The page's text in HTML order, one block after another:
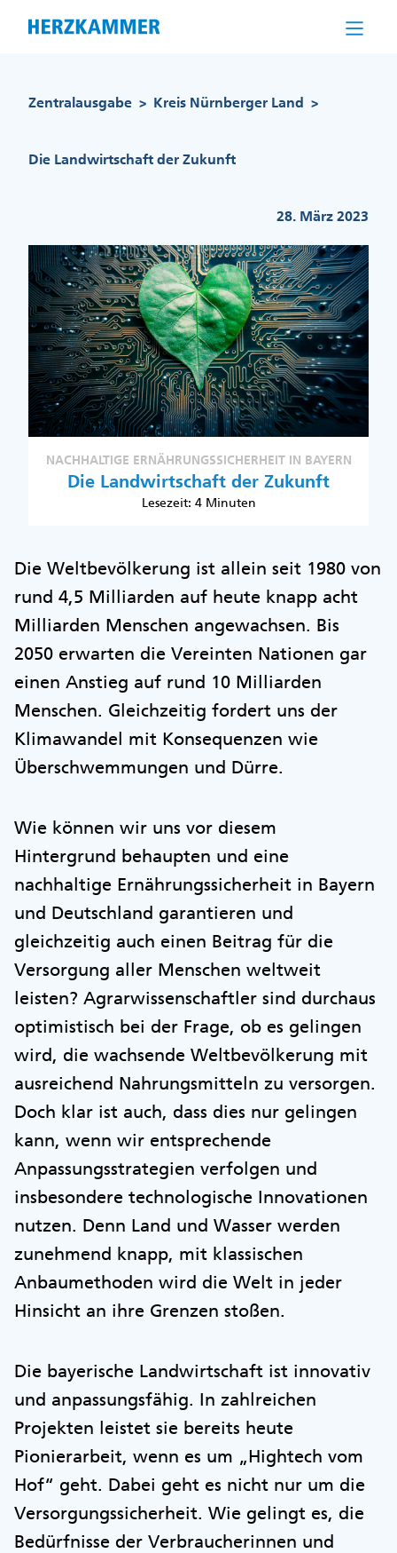
Zentralausgabe > Kreis Nürnberger Land >
Die Landwirtschaft der Zukunft
28. März 2023
NACHHALTIGE ERNÄHRUNGSSICHERHEIT IN BAYERN
Die Landwirtschaft der Zukunft
Lesezeit: 4 Minuten
Die Weltbevölkerung ist allein seit 1980 von
rund 4,5 Milliarden auf heute knapp acht
Milliarden Menschen angewachsen. Bis
2050 erwarten die Vereinten Nationen gar
einen Anstieg auf rund 10 Milliarden
Menschen. Gleichzeitig fordert uns der
Klimawandel mit Konsequenzen wie
Überschwemmungen und Dürre.
Wie können wir uns vor diesem
Hintergrund behaupten und eine
nachhaltige Ernährungssicherheit in Bayern
und Deutschland garantieren und
gleichzeitig auch einen Beitrag für die
Versorgung aller Menschen weltweit
leisten? Agrarwissenschaftler sind durchaus
optimistisch bei der Frage, ob es gelingen
wird, die wachsende Weltbevölkerung mit
ausreichend Nahrungsmitteln zu versorgen.
Doch klar ist auch, dass dies nur gelingen
kann, wenn wir entsprechende
Anpassungsstrategien verfolgen und
insbesondere technologische Innovationen
nutzen. Denn Land und Wasser werden
zunehmend knapp, mit klassischen
Anbaumethoden wird die Welt in jeder
Hinsicht an ihre Grenzen stoßen.
Die bayerische Landwirtschaft ist innovativ
und anpassungsfähig. In zahlreichen
Projekten leistet sie bereits heute
Pionierarbeit, wenn es um „Hightech vom
Hof“ geht. Dabei geht es nicht nur um die
Versorgungssicherheit. Wie gelingt es, die
Bedürfnisse der Verbraucherinnen und